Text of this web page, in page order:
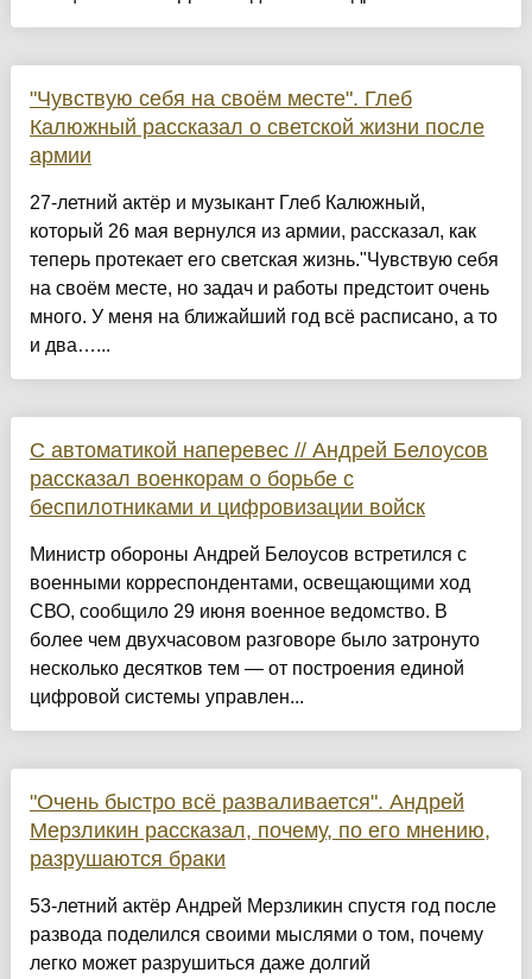
"Чувствую себя на своём месте". Глеб
Калюжный рассказал о светской жизни после
армии
27-летний актёр и музыкант Глеб Калюжный,
который 26 мая вернулся из армии, рассказал, как
теперь протекает его светская жизнь."Чувствую себя
на своём месте, но задач и работы предстоит очень
много. У меня на ближайший год всё расписано, а то
и два…...
С автоматикой наперевес // Андрей Белоусов
рассказал военкорам о борьбе с
беспилотниками и цифровизации войск
Министр обороны Андрей Белоусов встретился с
военными корреспондентами, освещающими ход
СВО, сообщило 29 июня военное ведомство. В
более чем двухчасовом разговоре было затронуто
несколько десятков тем — от построения единой
цифровой системы управлен...
"Очень быстро всё разваливается". Андрей
Мерзликин рассказал, почему, по его мнению,
разрушаются браки
53-летний актёр Андрей Мерзликин спустя год после
развода поделился своими мыслями о том, почему
легко может разрушиться даже долгий